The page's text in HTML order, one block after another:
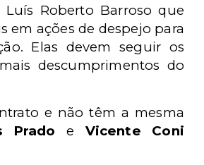
Roberto Barroso que
em ações de despejo para
Elas devem seguir os
descumprimentos do
e não têm a mesma
Prado e Vicente Coni